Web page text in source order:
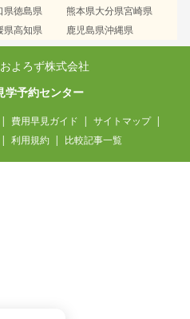
県徳島県
県高知県
熊本県大分県宮崎県
鹿児島県沖縄県
よろず株式会社
学予約センター
費用早見ガイド
サイトマップ
利用規約 比較記事一覧